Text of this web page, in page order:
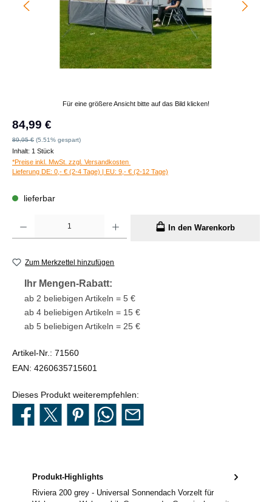
Für eine größere Ansicht bitte auf das Bild klicken!
Verkaufspreis:
84,99 €
Regulärer Preis:
89,95 € (5.51% gespart)
Inhalt: 1 Stück
*Preise inkl. MwSt. zzgl. Versandkosten
Lieferung DE: 0,- € (2-4 Tage) | EU: 9,- € (2-12 Tage)
lieferbar
In den Warenkorb
Zum Merkzettel hinzufügen
Ihr Mengen-Rabatt:
ab 2 beliebigen Artikeln = 5 €
ab 4 beliebigen Artikeln = 15 €
ab 5 beliebigen Artikeln = 25 €
Artikel-Nr.: 71560
EAN: 4260635715601
Dieses Produkt weiterempfehlen:
Produkt-Highlights
Riviera 200 grey - Universal Sonnendach Vorzelt für